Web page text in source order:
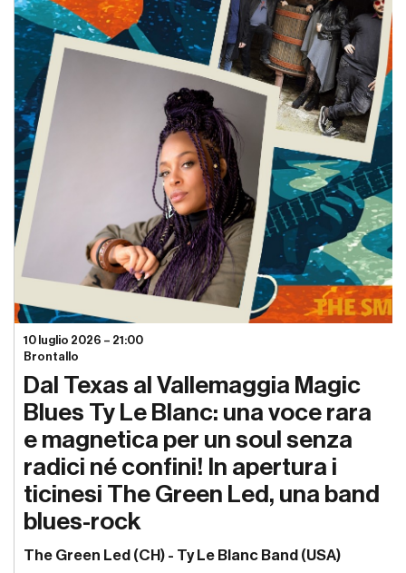
10 luglio 2026 – 21:00
Brontallo
Dal Texas al Vallemaggia Magic
Blues Ty Le Blanc: una voce rara
e magnetica per un soul senza
radici né confini! In apertura i
ticinesi The Green Led, una band
blues-rock
The Green Led (CH) - Ty Le Blanc Band (USA)